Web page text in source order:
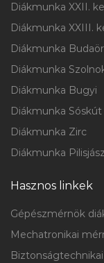
Diákmunka XXII.
Diákmunka XXIII.
Diákmunka
Diákmunka
Diákmunka Bugyi
Diákmunka Sóskút
Diákmunka Zirc
Diákmunka
Hasznos linkek
Gépészmérnök
Mechatronikai